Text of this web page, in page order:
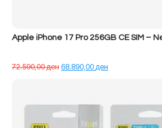
Apple iPhone 17 Pro 256GB CE SIM –
72.590,00денÇmimi
68.890,00ден
68.890,00 ден.